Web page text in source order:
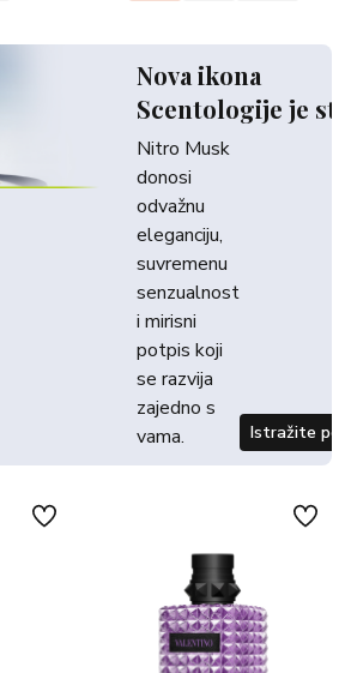
Nova ikona
Scentologije je
Nitro Musk
donosi
odvažnu
eleganciju,
suvremenu
senzualnost
i mirisni
potpis koji
se razvija
zajedno s
vama.
Istražite